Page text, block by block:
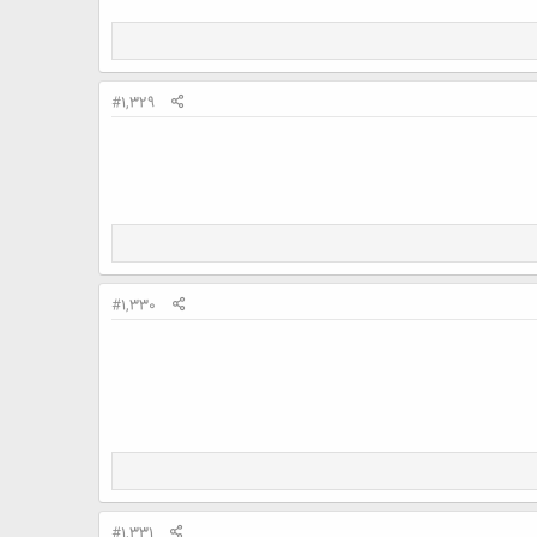
#1,329
#1,330